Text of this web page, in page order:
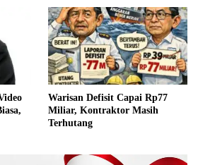
Warisan Defisit Capai Rp77
Miliar, Kontraktor Masih
Terhutang